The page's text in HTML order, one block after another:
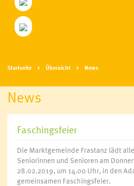
Startseite Übersicht News
News
Faschingsfeier
Die Marktgemeinde Frastanz lädt
Seniorinnen und Senioren am
28.02.2019, um 14.00 Uhr, in den
gemeinsamen Faschingsfeier.